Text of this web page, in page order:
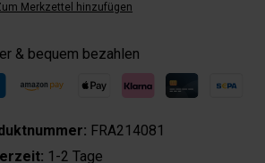
Merkzettel hinzufügen
& bequem bezahlen
FRA214081
1-2 Tage